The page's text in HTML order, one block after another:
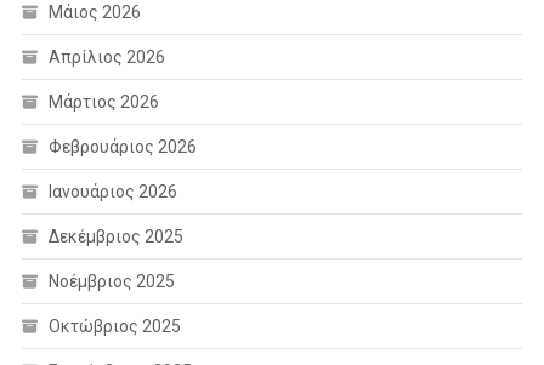
Μάιος 2026
Απρίλιος 2026
Μάρτιος 2026
Φεβρουάριος 2026
Ιανουάριος 2026
Δεκέμβριος 2025
Νοέμβριος 2025
Οκτώβριος 2025